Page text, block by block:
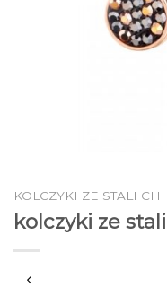
KOLCZYKI ZE STALI
kolczyki ze